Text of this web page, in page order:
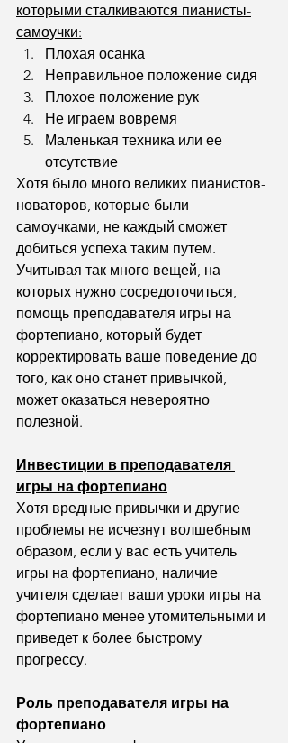
которыми сталкиваются пианисты-
самоучки:
Плохая осанка
Неправильное положение сидя
Плохое положение рук
Не играем вовремя
Маленькая техника или ее
отсутствие
Хотя было много великих пианистов-
новаторов, которые были
самоучками, не каждый сможет
добиться успеха таким путем.
Учитывая так много вещей, на
которых нужно сосредоточиться,
помощь преподавателя игры на
фортепиано, который будет
корректировать ваше поведение до
того, как оно станет привычкой,
может оказаться невероятно
полезной.
Инвестиции в преподавателя
игры на фортепиано
Хотя вредные привычки и другие
проблемы не исчезнут волшебным
образом, если у вас есть учитель
игры на фортепиано, наличие
учителя сделает ваши уроки игры на
фортепиано менее утомительными и
приведет к более быстрому
прогрессу.
Роль преподавателя игры на
фортепиано